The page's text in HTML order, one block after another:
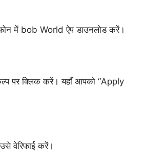
में bob World ऐप डाउनलोड करें।
पर क्लिक करें। यहाँ आपको “Apply
वेरिफाई करें।